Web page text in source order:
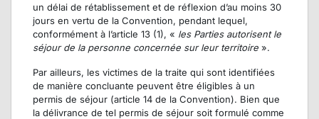
un délai de rétablissement et de réflexion d’au moins 30
jours en vertu de la Convention, pendant lequel,
conformément à l’article 13 (1), « les Parties autorisent le
séjour de la personne concernée sur leur territoire ».
Par ailleurs, les victimes de la traite qui sont identifiées
de manière concluante peuvent être éligibles à un
permis de séjour (article 14 de la Convention). Bien que
la délivrance de tel permis de séjour soit formulé comme